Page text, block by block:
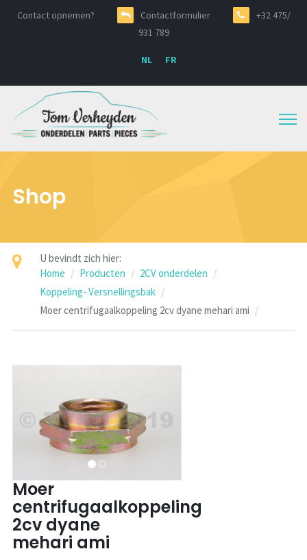
Contact opnemen? Contactformulier
+32 475/
931 789
NL FR
Shop
U bevindt zich hier:
Home
Producten
2CV onderdelen
Koppeling- Versnellingsbak
Moer centrifugaalkoppeling 2cv dyane mehari ami
Moer
centrifugaalkoppeling
2cv dyane
mehari ami